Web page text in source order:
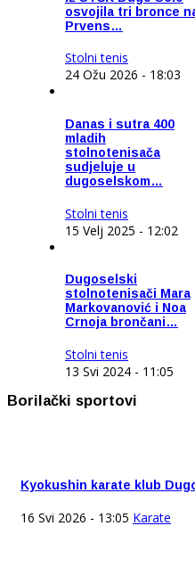
osvojila tri bronce
Prvens…
Stolni tenis
24 Ožu 2026 - 18:03
Danas i sutra 400
mladih
stolnotenisača
sudjeluje u
dugoselskom…
Stolni tenis
15 Velj 2025 - 12:02
Dugoselski
stolnotenisači Mara
Markovanović i Noa
Crnoja brončani…
Stolni tenis
13 Svi 2024 - 11:05
Borilački sportovi
Kyokushin karate klub
16 Svi 2026 - 13:05 Karate